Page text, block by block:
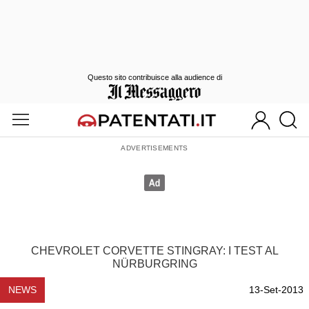
CHEVROLET CORVETTE STINGRAY: I TEST AL
NÜRBURGRING
NEWS 13-Set-2013
Questo sito contribuisce alla audience di